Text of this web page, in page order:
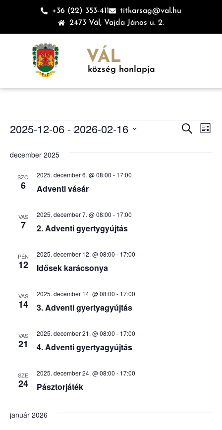
+36 (22) 353-411
titkarsag@val.hu
2473 Vál, Vajda János u. 2.
VÁL
község honlapja
Keresett
Lista
2025-12-06 - 2026-02-16
december 2025
SZO
6 Adventi vásár
2025. december 6. @ 08:00 - 17:00
VAS
7 2. Adventi gyertygyújtás
2025. december 7. @ 08:00 - 17:00
PÉN
12 Idősek karácsonya
2025. december 12. @ 08:00 - 17:00
VAS
14 3. Adventi gyertyagyújtás
2025. december 14. @ 08:00 - 17:00
VAS
21 4. Adventi gyertyagyújtás
2025. december 21. @ 08:00 - 17:00
SZE
24 Pásztorjáték
2025. december 24. @ 08:00 - 17:00
január 2026